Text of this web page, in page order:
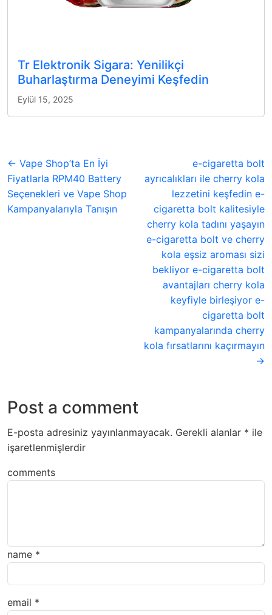
Tr Elektronik Sigara: Yenilikçi
Buharlaştırma Deneyimi Keşfedin
Eylül 15, 2025
← Vape Shop’ta En İyi
Fiyatlarla RPM40 Battery
Seçenekleri ve Vape Shop
Kampanyalarıyla Tanışın
e-cigaretta bolt
ayrıcalıkları ile cherry kola
lezzetini keşfedin e-
cigaretta bolt kalitesiyle
cherry kola tadını yaşayın
e-cigaretta bolt ve cherry
kola eşsiz aroması sizi
bekliyor e-cigaretta bolt
avantajları cherry kola
keyfiyle birleşiyor e-
cigaretta bolt
kampanyalarında cherry
kola fırsatlarını kaçırmayın
→
Post a comment
E-posta adresiniz yayınlanmayacak. Gerekli alanlar * ile
işaretlenmişlerdir
comments
name *
email *